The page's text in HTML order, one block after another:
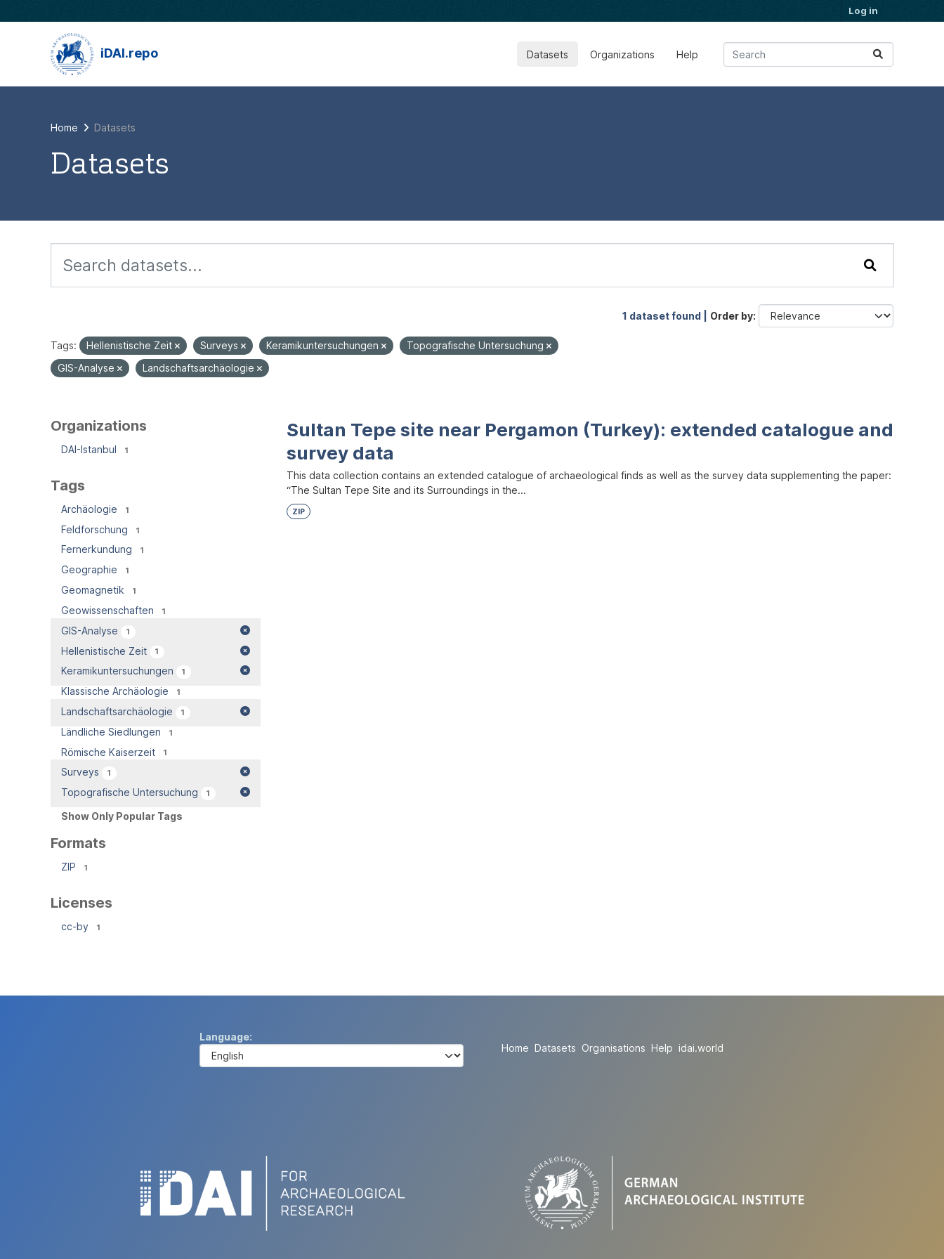
Log in
iDAI.repo Datasets Organizations Help
Home Datasets
Datasets
1 dataset found | Order by
Tags: Hellenistische Zeit Surveys Keramikuntersuchungen
Topografische Untersuchung
GIS-Analyse
Landschaftsarchäologie
Organizations
DAI-Istanbul 1
Tags
Archäologie 1
Feldforschung 1
Fernerkundung 1
Geographie 1
Geomagnetik 1
Geowissenschaften 1
GIS-Analyse 1
Hellenistische Zeit 1
Keramikuntersuchungen 1
Klassische Archäologie 1
Landschaftsarchäologie 1
Ländliche Siedlungen 1
Römische Kaiserzeit 1
Surveys 1
Topografische Untersuchung 1
Show Only Popular Tags
Formats
ZIP 1
Licenses
cc-by 1
Sultan Tepe site near Pergamon (Turkey): extended catalogue and
survey data
This data collection contains an extended catalogue of archaeological finds as well as the survey data supplementing the paper:
“The Sultan Tepe Site and its Surroundings in the...
ZIP
Language
Home Datasets Organisations Help idai.world